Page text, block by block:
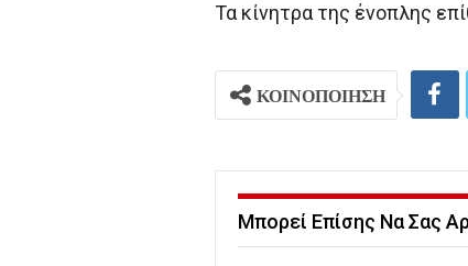
Τα κίνητρα της ένοπλης
ΚΟΙΝΟΠΟΙΗΣΗ
Μπορεί Επίσης Να Σας